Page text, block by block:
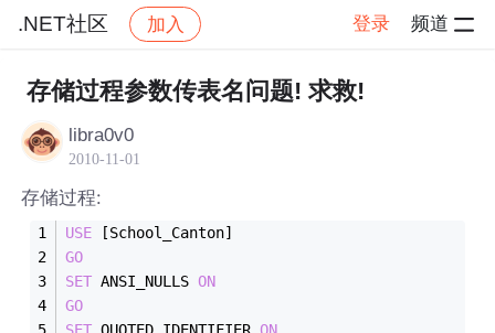
.NET社区 加入 登录 频道
社区 .NET社区 帖子详情
存储过程参数传表名问题! 求救!
libra0v0
2010-11-01
存储过程:
USE [School_Canton]
GO
SET ANSI_NULLS ON
GO